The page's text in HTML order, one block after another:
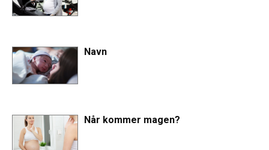
Navn
Når kommer magen?